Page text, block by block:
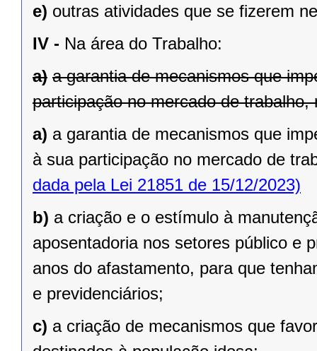
e) outras atividades que se fizerem
IV - Na área do Trabalho:
a) a garantia de mecanismos que
participação no mercado de
a) a garantia de mecanismos que
à sua participação no mercado de
dada pela Lei 21851 de 15/12/2023)
b) a criação e o estímulo à
aposentadoria nos setores público e
anos do afastamento, para que
e previdenciários;
c) a criação de mecanismos que